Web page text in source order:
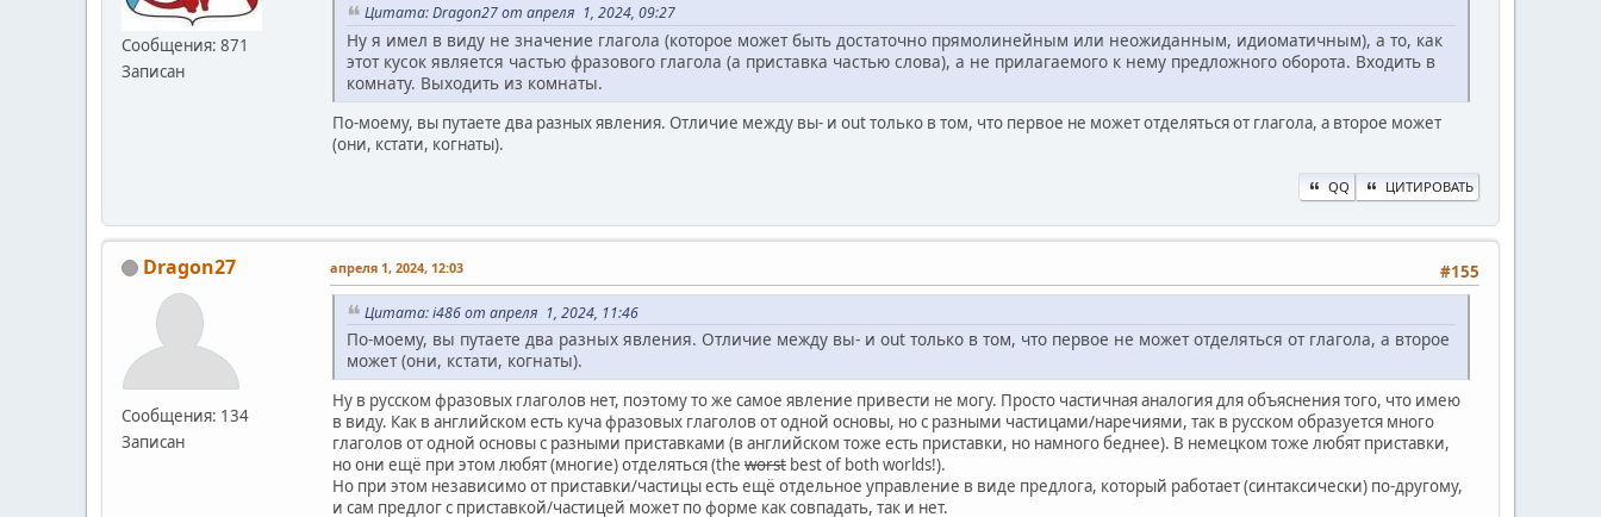
Сообщения: 871
Записан
Цитата: Dragon27 от апреля 1, 2024, 09:27
Ну я имел в виду не значение глагола (которое может быть достаточно прямолинейным или неожиданным, идиоматичным), а то, как
этот кусок является частью фразового глагола (а приставка частью слова), а не прилагаемого к нему предложного оборота. Входить в
комнату. Выходить из комнаты.
По-моему, вы путаете два разных явления. Отличие между вы- и out только в том, что первое не может отделяться от глагола, а второе может
(они, кстати, когнаты).
QQ ЦИТИРОВАТЬ
Dragon27
Сообщения: 134
Записан
#155
апреля 1, 2024, 12:03
Цитата: i486 от апреля 1, 2024, 11:46
По-моему, вы путаете два разных явления. Отличие между вы- и out только в том, что первое не может отделяться от глагола, а второе
может (они, кстати, когнаты).
Ну в русском фразовых глаголов нет, поэтому то же самое явление привести не могу. Просто частичная аналогия для объяснения того, что имею
в виду. Как в английском есть куча фразовых глаголов от одной основы, но с разными частицами/наречиями, так в русском образуется много
глаголов от одной основы с разными приставками (в английском тоже есть приставки, но намного беднее). В немецком тоже любят приставки,
но они ещё при этом любят (многие) отделяться (the worst best of both worlds!).
Но при этом независимо от приставки/частицы есть ещё отдельное управление в виде предлога, который работает (синтаксически) по-другому,
и сам предлог с приставкой/частицей может по форме как совпадать, так и нет.